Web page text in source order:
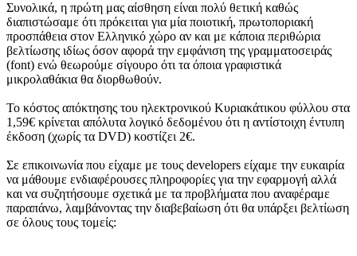
Συνολικά, η πρώτη μας αίσθηση είναι πολύ θετική καθώς
διαπιστώσαμε ότι πρόκειται για μία ποιοτική, πρωτοποριακή
προσπάθεια στον Ελληνικό χώρο αν και με κάποια περιθώρια
βελτίωσης ιδίως όσον αφορά την εμφάνιση της γραμματοσειράς
(font) ενώ θεωρούμε σίγουρο ότι τα όποια γραφιστικά
μικρολαθάκια θα διορθωθούν.
Το κόστος απόκτησης του ηλεκτρονικού Κυριακάτικου φύλλου στα
1,59€ κρίνεται απόλυτα λογικό δεδομένου ότι η αντίστοιχη έντυπη
έκδοση (χωρίς τα DVD) κοστίζει 2€.
Σε επικοινωνία που είχαμε με τους developers είχαμε την ευκαιρία
να μάθουμε ενδιαφέρουσες πληροφορίες για την εφαρμογή αλλά
και να συζητήσουμε σχετικά με τα προβλήματα που αναφέραμε
παραπάνω, λαμβάνοντας την διαβεβαίωση ότι θα υπάρξει βελτίωση
σε όλους τους τομείς: